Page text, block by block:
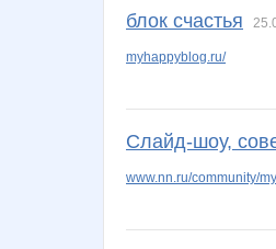
блок счастья
myhappyblog.ru/
Слайд-шоу,
www.nn.ru/community/